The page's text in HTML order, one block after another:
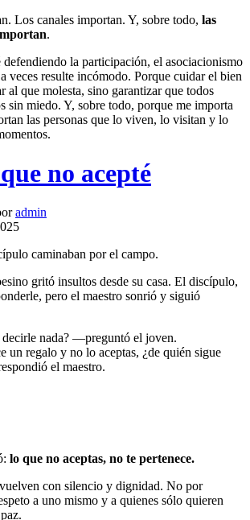
Los canales importan. Y, sobre todo, las
.
defendiendo la participación, el asociacionismo
veces resulte incómodo. Porque cuidar el bien
al que molesta, sino garantizar que todos
sin miedo. Y, sobre todo, porque me importa
las personas que lo viven, lo visitan y lo
no acepté
admin
caminaban por el campo.
gritó insultos desde su casa. El discípulo,
pero el maestro sonrió y siguió
nada? —preguntó el joven.
regalo y no lo aceptas, ¿de quién sigue
el maestro.
lo que no aceptas, no te pertenece.
con silencio y dignidad. No por
a uno mismo y a quienes sólo quieren